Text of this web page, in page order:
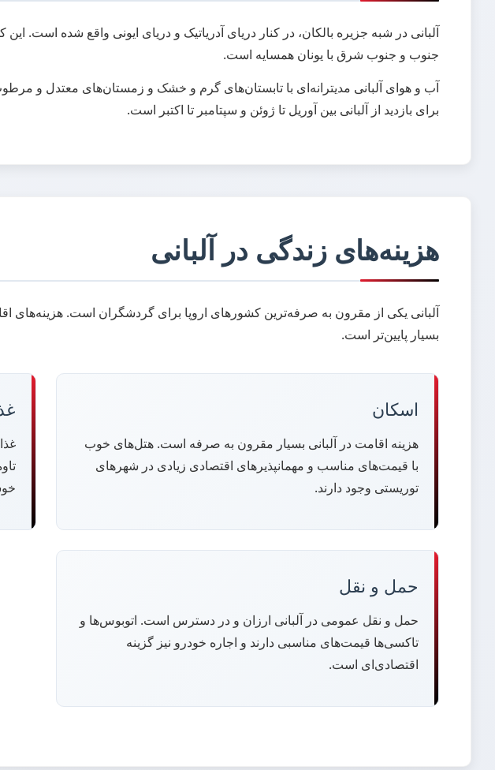
آلبانی در شبه جزیره بالکان، در کنار دریای آدریاتیک و دریای ایونی واقع شده است.
جنوب و جنوب شرق با یونان همسایه است.
آب و هوای آلبانی مدیترانه‌ای با تابستان‌های گرم و خشک و زمستان‌های معتدل و
برای بازدید از آلبانی بین آوریل تا ژوئن و سپتامبر تا اکتبر است.
هزینه‌های زندگی در آلبانی
آلبانی یکی از مقرون به صرفه‌ترین کشورهای اروپا برای گردشگران است. هزینه‌های
بسیار پایین‌تر است.
اسکان
هزینه اقامت در آلبانی بسیار مقرون به صرفه است. هتل‌های خوب
با قیمت‌های مناسب و مهمانپذیرهای اقتصادی زیادی در شهرهای
توریستی وجود دارند.
حمل و نقل
حمل و نقل عمومی در آلبانی ارزان و در دسترس است. اتوبوس‌ها و
تاکسی‌ها قیمت‌های مناسبی دارند و اجاره خودرو نیز گزینه
اقتصادی‌ای است.